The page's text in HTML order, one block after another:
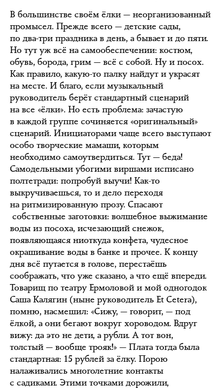
В большинстве своём ёлки — неорганизованный
промысел. Прежде всего — детские сады,
по два-три праздника в день, а бывает и до пяти.
Но тут уж всё на самообеспечении: костюм,
обувь, борода, грим — всё с собой. Ну и посох.
Как правило, какую-то палку найдут и украсят
на месте. И благо, если музыкальный
руководитель берёт стандартный сценарий
на все «ёлки». Но есть проблема: зачастую
в каждой группе сочиняется «оригинальный»
сценарий. Инициаторами чаще всего выступают
особо творческие мамаши, которым
необходимо самоутвердиться. Тут — беда!
Самодельными убогими виршами исписано
полтетради: попробуй выучи! Как-то
выкручиваешься, то и дело переходя
на ритмизированную прозу. Спасают
собственные заготовки: волшебное выжимание
воды из посоха, исчезающий снежок,
появляющаяся ниоткуда конфета, чудесное
окрашивание воды в банке и прочее. К концу
дня всё путается в голове, перестаёшь
соображать, что уже сказано, а что ещё впереди.
Товарищ по театру Ермоловой и мой одногодок
Саша Калягин (ныне руководитель Et Cetera),
помню, насмешил: «Сижу, — говорит, — под
ёлкой, а они бегают вокруг хороводом. Вдруг
вижу: да это не дети, а рубли. А тот вон,
толстый — вообще трояк!» — Плата тогда была
стандартная: 15 рублей за ёлку. Порою
налаживались многолетние контакты
с садиками. Этими точками дорожили,